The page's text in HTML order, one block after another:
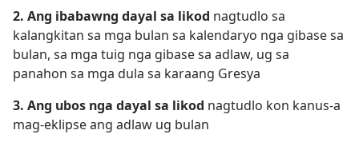
2. Ang ibabawng dayal sa likod nagtudlo sa
kalangkitan sa mga bulan sa kalendaryo nga gibase sa
bulan, sa mga tuig nga gibase sa adlaw, ug sa
panahon sa mga dula sa karaang Gresya
3. Ang ubos nga dayal sa likod nagtudlo kon kanus-a
mag-eklipse ang adlaw ug bulan